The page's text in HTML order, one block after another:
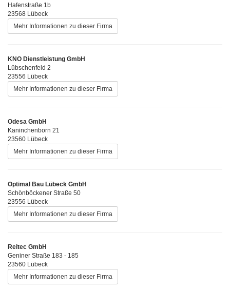
Hafenstraße 1b
23568 Lübeck
Mehr Informationen zu dieser Firma
KNO Dienstleistung GmbH
Lübschenfeld 2
23556 Lübeck
Mehr Informationen zu dieser Firma
Odesa GmbH
Kaninchenborn 21
23560 Lübeck
Mehr Informationen zu dieser Firma
Optimal Bau Lübeck GmbH
Schönböckener Straße 50
23556 Lübeck
Mehr Informationen zu dieser Firma
Reitec GmbH
Geniner Straße 183 - 185
23560 Lübeck
Mehr Informationen zu dieser Firma